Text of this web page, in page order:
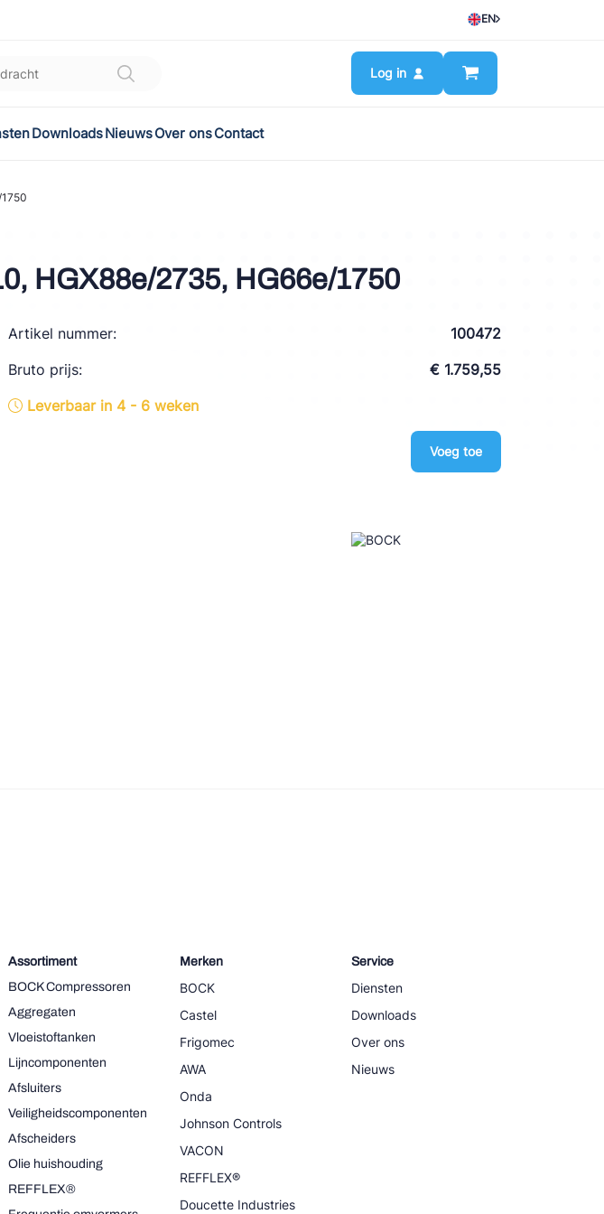
EN
Log in
DownloadsNieuwsOver onsContact
HGX88e/2735, HG66e/1750
Artikel nummer:
100472
Bruto prijs:
€ 1.759,55
Leverbaar in 4 - 6 weken
Voeg toe
Assortiment
BOCK Compressoren
Aggregaten
Vloeistoftanken
Lijncomponenten
Afsluiters
Veiligheidscomponenten
Afscheiders
Olie huishouding
REFFLEX®
Merken
BOCK
Castel
Frigomec
AWA
Onda
Johnson Controls
VACON
REFFLEX®
Doucette Industries
Service
Diensten
Downloads
Over ons
Nieuws